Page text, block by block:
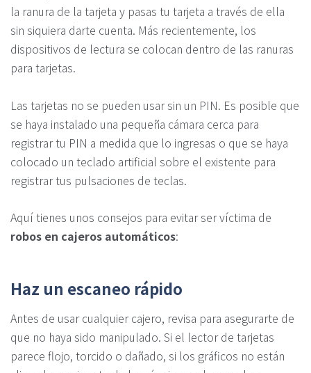
la ranura de la tarjeta y pasas tu tarjeta a través de ella
sin siquiera darte cuenta. Más recientemente, los
dispositivos de lectura se colocan dentro de las ranuras
para tarjetas.
Las tarjetas no se pueden usar sin un PIN. Es posible que
se haya instalado una pequeña cámara cerca para
registrar tu PIN a medida que lo ingresas o que se haya
colocado un teclado artificial sobre el existente para
registrar tus pulsaciones de teclas.
Aquí tienes unos consejos para evitar ser víctima de
robos en cajeros automáticos:
Haz un escaneo rápido
Antes de usar cualquier cajero, revisa para asegurarte de
que no haya sido manipulado. Si el lector de tarjetas
parece flojo, torcido o dañado, si los gráficos no están